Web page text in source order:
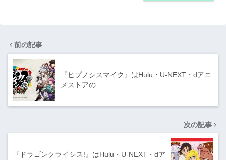
前の記事
『ヒプノシスマイク』はHulu・U-NEXT・dアニ
メストアの…
次の記事
『ドラゴンクライシス!』はHulu・U-NEXT・dア